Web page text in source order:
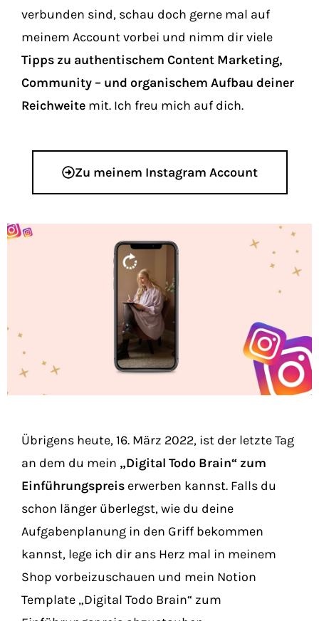
verbunden sind, schau doch gerne mal auf
meinem Account vorbei und nimm dir viele
Tipps zu authentischem Content Marketing,
Community – und organischem Aufbau deiner
Reichweite mit. Ich freu mich auf dich.
Zu meinem Instagram Account
Übrigens heute, 16. März 2022, ist der letzte Tag
an dem du mein „Digital Todo Brain“ zum
Einführungspreis erwerben kannst. Falls du
schon länger überlegst, wie du deine
Aufgabenplanung in den Griff bekommen
kannst, lege ich dir ans Herz mal in meinem
Shop vorbeizuschauen und mein Notion
Template „Digital Todo Brain“ zum